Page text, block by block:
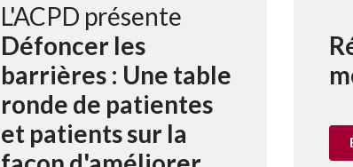
L'ACPD présente
Défoncer les
barrières : Une table
ronde de patientes
et patients sur la